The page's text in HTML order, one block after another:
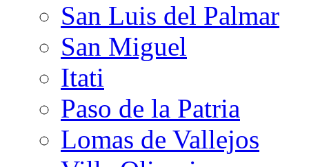
San Luis del Palmar
San Miguel
Itati
Paso de la Patria
Lomas de Vallejos